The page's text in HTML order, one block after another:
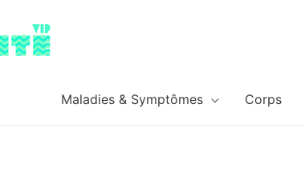
Maladies & Symptômes Corps